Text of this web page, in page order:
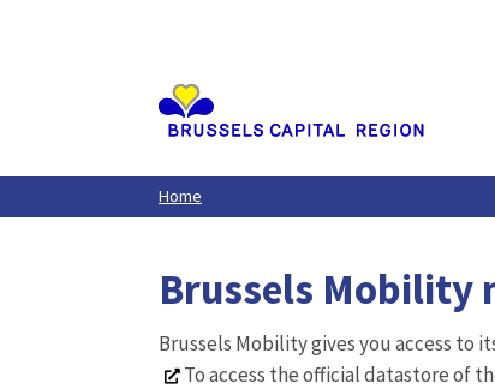
Home
Brussels Mobility
Brussels Mobility gives you access to
To access the official datastore of